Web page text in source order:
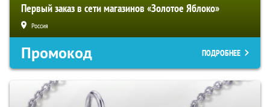
Первый заказ в сети магазинов «Золотое Яблоко»
Россия
Промокод ПОДРОБНЕЕ